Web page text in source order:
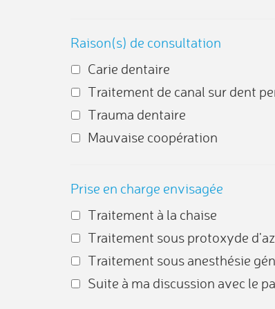
Raison(s) de consultation
Carie dentaire
Traitement de canal sur dent
Trauma dentaire
Mauvaise coopération
Prise en charge envisagée
Traitement à la chaise
Traitement sous protoxyde
Traitement sous anesthésie
Suite à ma discussion avec le